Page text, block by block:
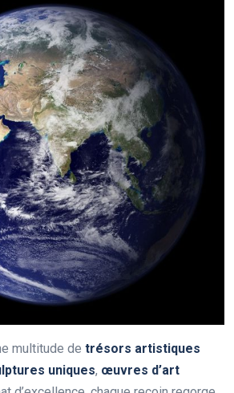
multitude de trésors artistiques
uniques, œuvres d’art